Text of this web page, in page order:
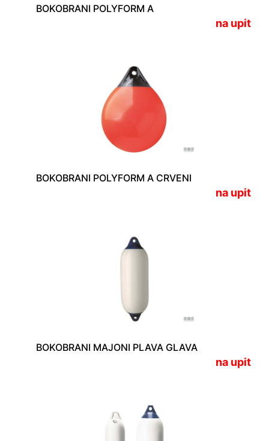
BOKOBRANI POLYFORM A
na upit
BOKOBRANI POLYFORM A CRVENI
na upit
BOKOBRANI MAJONI PLAVA GLAVA
na upit